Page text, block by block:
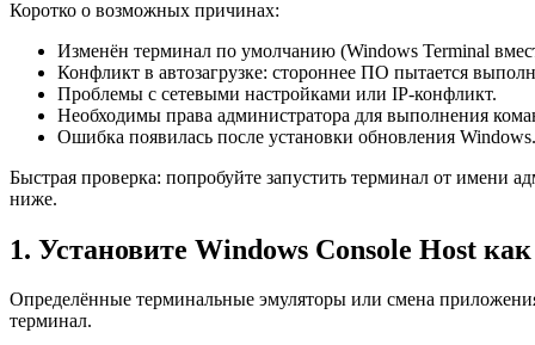
Коротко о возможных причинах:
Изменён терминал по умолчанию (Windows Terminal
Конфликт в автозагрузке: стороннее ПО пытается
Проблемы с сетевыми настройками или IP-конфликт.
Необходимы права администратора для выполнения
Ошибка появилась после установки обновления Windows.
Быстрая проверка: попробуйте запустить терминал от имени
ниже.
1. Установите Windows Console Host
Определённые терминальные эмуляторы или смена
терминал.